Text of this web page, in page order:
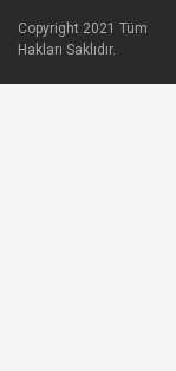
Copyright 2021 Tüm
Hakları Saklıdır.